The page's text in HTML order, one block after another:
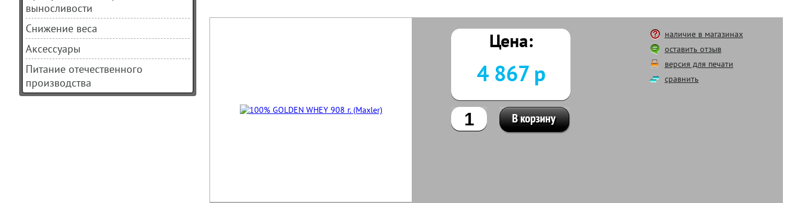
выносливости
Снижение веса
Аксессуары
Питание отечественного
производства
Цена:
4 867 р
наличие в магазинах
оставить отзыв
версия для печати
сравнить